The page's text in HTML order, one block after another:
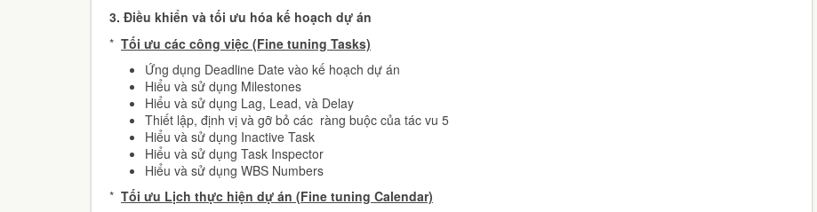
3. Điều khiển và tối ưu hóa kế hoạch dự án
* Tối ưu các công việc (Fine tuning Tasks)
Ứng dụng Deadline Date vào kế hoạch dự án
Hiểu và sử dụng Milestones
Hiểu và sử dụng Lag, Lead, và Delay
Thiết lập, định vị và gỡ bỏ các ràng buộc của tác vu 5
Hiểu và sử dụng Inactive Task
Hiểu và sử dụng Task Inspector
Hiểu và sử dụng WBS Numbers
* Tối ưu Lịch thực hiện dự án (Fine tuning Calendar)